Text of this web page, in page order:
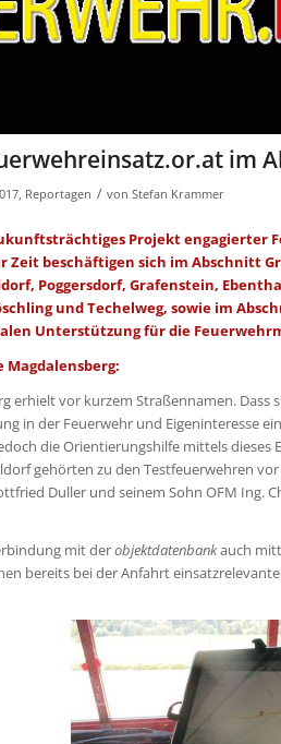
im
, Reportagen / von Stefan Krammer
Projekt engagierter
Zeit beschäftigen sich im Abschnitt
Poggersdorf, Grafenstein,
und Techelweg, sowie im
Unterstützung für die
erhielt vor kurzem Straßennamen.
in der Feuerwehr und Eigeninteresse
die Orientierungshilfe mittels
gehörten zu den Testfeuerwehren
Duller und seinem Sohn OFM Ing.
mit derobjektdatenbankauch
bereits bei der Anfahrt